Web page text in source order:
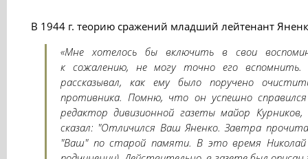
В 1944 г. теорию сражений младший лейтенант
«Мне хотелось бы включить в свои
к сожалению, не могу точно его вспомнить.
рассказывал, как ему было поручено
противника. Помню, что он успешно
редактор дивизионной газеты майор
сказал: "Отличился Ваш Яненко. Завтра
"Ваш" по старой памяти. В это время